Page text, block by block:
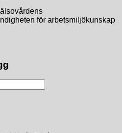
för arbetsmiljökunskap